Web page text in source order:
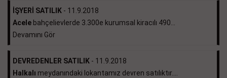
İŞYERİ SATILIK - 11.9.2018
Acele bahçelievlerde 3.300e kurumsal kiracılı 490...
Devamını Gör
DEVREDENLER SATILIK - 11.9.2018
Halkalı meydanındaki lokantamız devren satılıktır....